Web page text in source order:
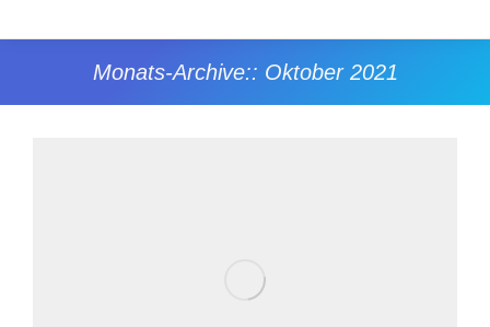
Monats-Archive:: Oktober 2021
Sie befinden sich hier: